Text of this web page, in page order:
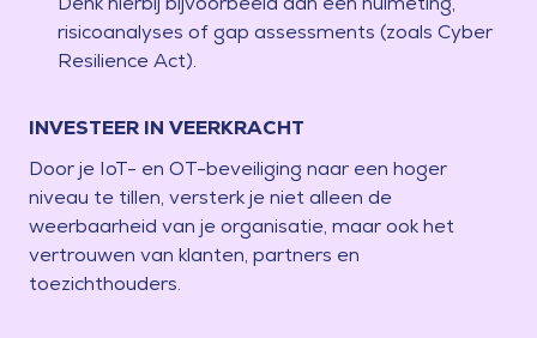
risicoanalyses of gap assessments (zoals Cyber
Resilience Act).
INVESTEER IN VEERKRACHT
Door je IoT- en OT-beveiliging naar een hoger
niveau te tillen, versterk je niet alleen de
weerbaarheid van je organisatie, maar ook het
vertrouwen van klanten, partners en
toezichthouders.